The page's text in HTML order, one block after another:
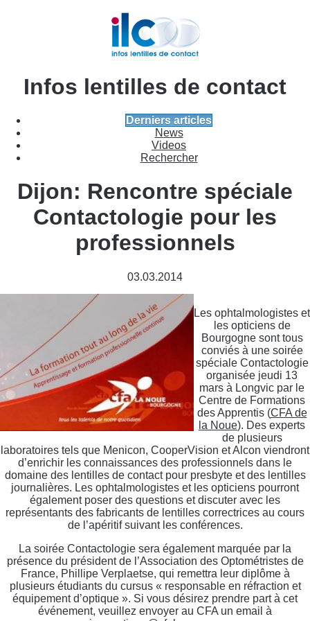
Infos lentilles de contact
Derniers articles
News
Videos
Rechercher
Dijon: Rencontre spéciale
Contactologie pour les
professionnels
03.03.2014
Les ophtalmologistes et
les opticiens de
Bourgogne sont tous
conviés à une soirée
spéciale Contactologie
organisée jeudi 13
mars à Longvic par le
Centre de Formations
des Apprentis (CFA de
la Noue). Des experts
de plusieurs
laboratoires tels que Menicon, CooperVision et Alcon viendront
d’enrichir les connaissances des professionnels dans le
domaine des lentilles de contact pour presbyte et des lentilles
journalières. Les ophtalmologistes et les opticiens pourront
également poser des questions et discuter avec les
représentants des fabricants de lentilles correctrices au cours
de l’apéritif suivant les conférences.
La soirée Contactologie sera également marquée par la
présence du président de l’Association des Optométristes de
France, Phillipe Verplaetse, qui remettra leur diplôme à
plusieurs étudiants du cursus « responsable en réfraction et
équipement d’optique ». Si vous désirez prendre part à cet
événement, veuillez envoyer au CFA un email à